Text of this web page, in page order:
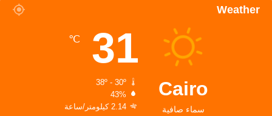
Weather
Cairo
سماء صافية
31
℃
38º - 30º
43%
2.14 كيلومتر/ساعة